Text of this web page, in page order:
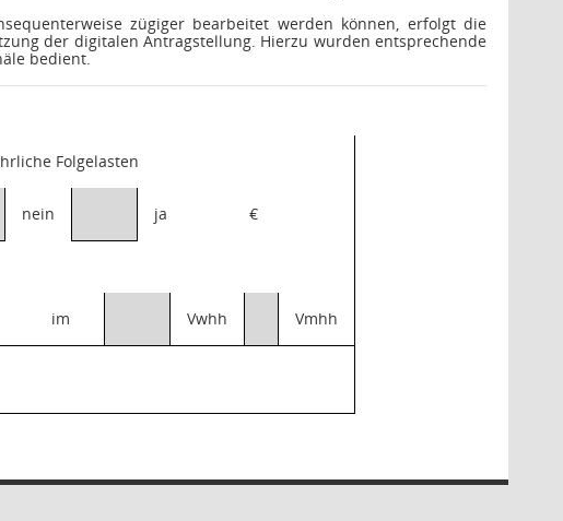
zügiger bearbeitet werden können, erfolgt die
der digitalen Antragstellung. Hierzu wurden entsprechende
bedient.
Folgelasten
nein ja €
im Vwhh Vmhh